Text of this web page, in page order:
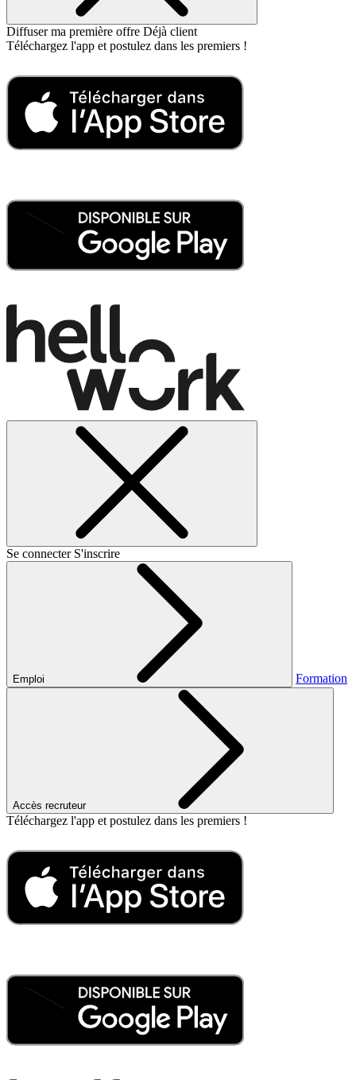
Diffuser ma première offre Déjà client
Téléchargez l'app et postulez dans les premiers !
Se connecter S'inscrire
Emploi Formation
Accès recruteur
Téléchargez l'app et postulez dans les premiers !